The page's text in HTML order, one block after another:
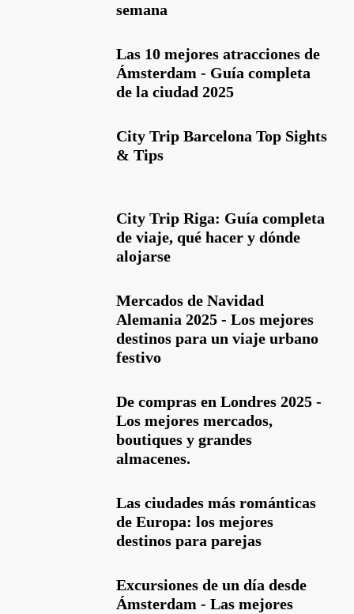
semana
Las 10 mejores atracciones de
Ámsterdam - Guía completa
de la ciudad 2025
City Trip Barcelona Top Sights
& Tips
City Trip Riga: Guía completa
de viaje, qué hacer y dónde
alojarse
Mercados de Navidad
Alemania 2025 - Los mejores
destinos para un viaje urbano
festivo
De compras en Londres 2025 -
Los mejores mercados,
boutiques y grandes
almacenes.
Las ciudades más románticas
de Europa: los mejores
destinos para parejas
Excursiones de un día desde
Ámsterdam - Las mejores